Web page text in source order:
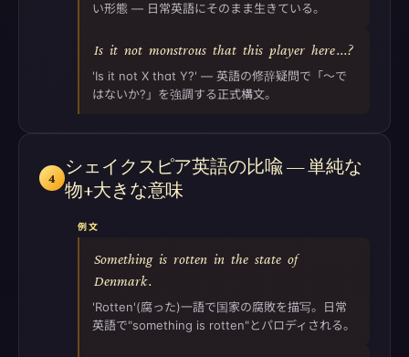
い形態 — 日常英語にそのまま生きている。
Is it not monstrous that this player here...?
'Is it not X that Y?' — 英語の修辞疑問で「〜で
はないか?」を強調する正式構文。
4
シェイクスピア英語の比喩 — 単純な
物+大きな意味
例文
Something is rotten in the state of
Denmark.
'Rotten'(腐った)一語で国家の腐敗を描写。日常
英語で"something is rotten"とパロディされる。